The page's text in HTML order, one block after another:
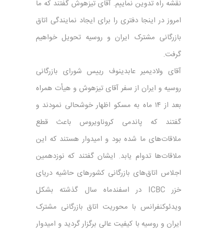
نقشه راه تدوین نماییم. آقای تیزهوش گفتند که ما
امروز در اینجا دفتری را برای ایجاد نمایندگی اتاق
بازرگانی مشترک ایران و روسیه تحویل خواهیم
گرفت.
آقای ولادیمیر عابدینوف رییس شورای بازرگانی
روسیه و ایران از سفر آقای تیزهوش و هیأت همراه
بعد از ۱۴ ماه به مسکو اظهار خوشحالی نمودند و
گفتند که پاندمی کروناویروس باعث قطع
ملاقات‌های ما شده بود و امیدوار هستند که این
ملاقات‌ها تدوام یابد. ایشان گفتند که نوزدهمین
اجلاس اتاق‌های بازرگانی کشورهای حاشیه دریای
خزر ICBC در اسفندماه سال گذشته بشکل
ویدئوکنفرانس با محوریت اتاق بازرگانی مشترک
ایران و روسیه با کیفیت عالی برگزار گردید و امیدوار